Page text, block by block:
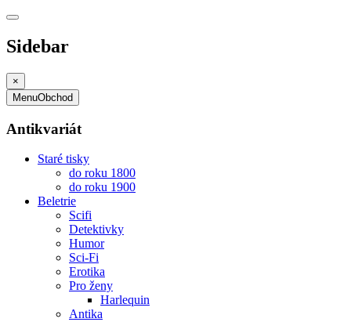
Sidebar
×
MenuObchod
Antikvariát
Staré tisky
do roku 1800
do roku 1900
Beletrie
Scifi
Detektivky
Humor
Sci-Fi
Erotika
Pro ženy
Harlequin
Antika